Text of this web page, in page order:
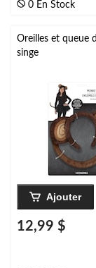
0 En Stock
Oreilles et queue
singe
Ajouter
12,99 $